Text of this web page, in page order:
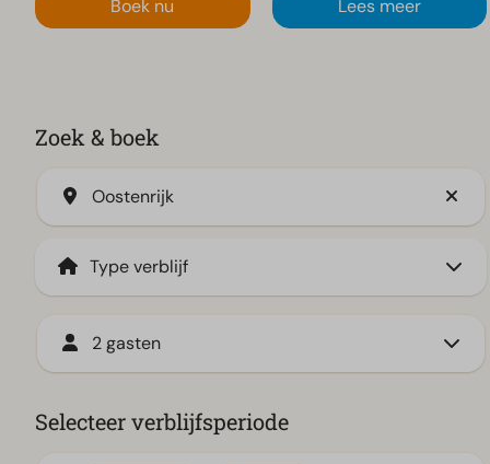
Boek nu Lees meer
Zoek & boek
Oostenrijk
2 gasten
Selecteer verblijfsperiode